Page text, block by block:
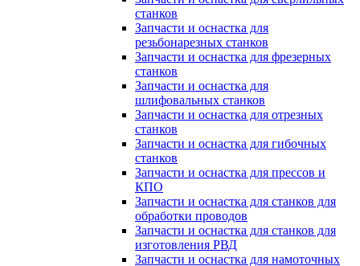
станков
Запчасти и оснастка для
резьбонарезных станков
Запчасти и оснастка для фрезерных
станков
Запчасти и оснастка для
шлифовальных станков
Запчасти и оснастка для отрезных
станков
Запчасти и оснастка для гибочных
станков
Запчасти и оснастка для прессов и
КПО
Запчасти и оснастка для станков для
обработки проводов
Запчасти и оснастка для станков для
изготовления РВД
Запчасти и оснастка для намоточных